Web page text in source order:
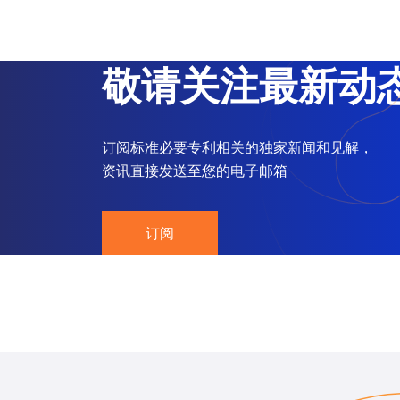
敬请关注最新动
订阅标准必要专利相关的独家新闻和见解，
资讯直接发送至您的电子邮箱
订阅